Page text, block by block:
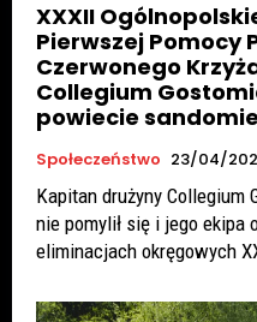
XXXII
Pierwszej Pomocy
Czerwonego
Collegium
powiecie
Społeczeństwo 23/04/
Kapitan drużyny Collegium
nie pomylił się i jego ekipa
eliminacjach okręgowych